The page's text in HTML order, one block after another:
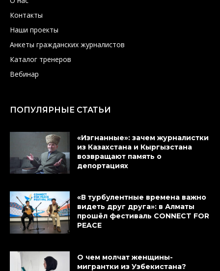
Контакты
Наши проекты
Анкеты гражданских журналистов
Каталог тренеров
Вебинар
ПОПУЛЯРНЫЕ СТАТЬИ
«Изгнанные»: зачем журналистки
из Казахстана и Кыргызстана
возвращают память о
депортациях
«В турбулентные времена важно
видеть друг друга»: в Алматы
прошёл фестиваль CONNECT FOR
PEACE
О чем молчат женщины-
мигрантки из Узбекистана?